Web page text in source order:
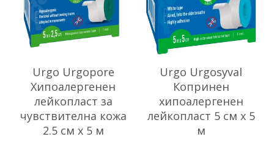
Urgo Urgopore
Хипоалергенен
лейкопласт за
чувствителна кожа
2.5 см х 5 м
Urgo Urgosyval
Копринен
хипоалергенен
лейкопласт 5 см х 5
м